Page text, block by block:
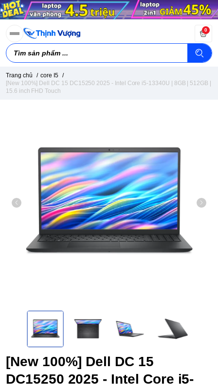
0
Trang chủ / core I5 /
[New 100%] Dell DC 15 DC15250 2025 - Intel Core i5-13340U | 8GB | 512GB |
15.6 inch FHD Touch
[New 100%] Dell DC 15
DC15250 2025 - Intel Core i5-